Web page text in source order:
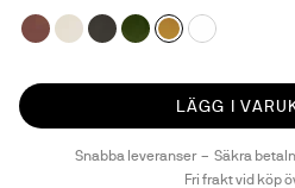
LÄGG I
Snabba leveranser Säkra
Fri frakt vid köp